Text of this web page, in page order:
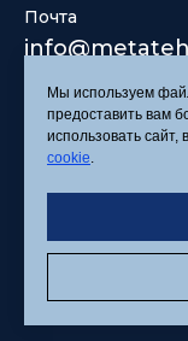
Почта
info
Мы используем
предоставить вам
использовать сайт,
cookie.